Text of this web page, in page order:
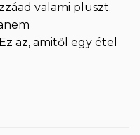
valami pluszt.
az, amitől egy étel